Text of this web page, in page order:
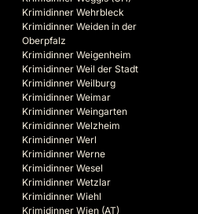
Krimidinner Wehrbleck
Krimidinner Weiden in der
Oberpfalz
Krimidinner Weigenheim
Krimidinner Weil der Stadt
Krimidinner Weilburg
Krimidinner Weimar
Krimidinner Weingarten
Krimidinner Welzheim
Krimidinner Werl
Krimidinner Werne
Krimidinner Wesel
Krimidinner Wetzlar
Krimidinner Wiehl
Krimidinner Wien (AT)